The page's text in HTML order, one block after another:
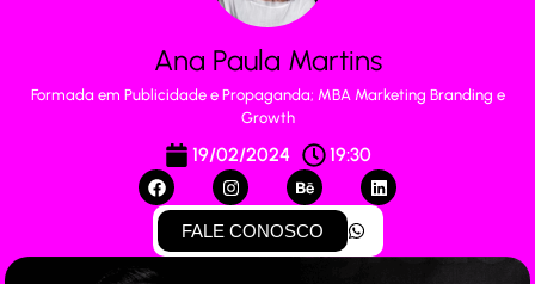
Ana Paula Martins
Formada em Publicidade e Propaganda; MBA Marketing Branding e
Growth
19/02/2024 19:30
FALE CONOSCO